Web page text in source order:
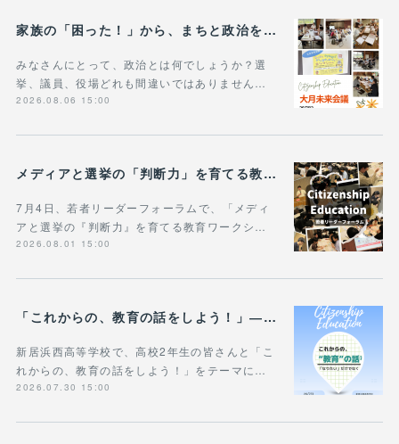
家族の「困った！」から、まちと政治を考える――大月未来会議で対話型ワークショップ
みなさんにとって、政治とは何でしょうか？選
挙、議員、役場どれも間違いではありません…
2026.08.06 15:00
メディアと選挙の「判断力」を育てる教育ワークショップ
7月4日、若者リーダーフォーラムで、「メディ
アと選挙の『判断力』を育てる教育ワークシ…
2026.08.01 15:00
「これからの、教育の話をしよう！」― 新居浜西高等学校で“進路”と“教育”を考える時間
新居浜西高等学校で、高校2年生の皆さんと「こ
れからの、教育の話をしよう！」をテーマに…
2026.07.30 15:00